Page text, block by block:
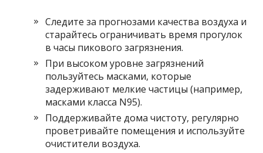
Следите за прогнозами качества воздуха и
старайтесь ограничивать время прогулок
в часы пикового загрязнения.
При высоком уровне загрязнений
пользуйтесь масками, которые
задерживают мелкие частицы (например,
масками класса N95).
Поддерживайте дома чистоту, регулярно
проветривайте помещения и используйте
очистители воздуха.